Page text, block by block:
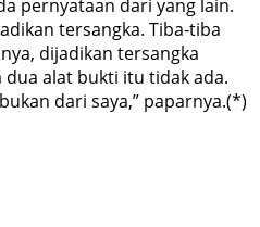
pernyataan dari yang lain.
tersangka. Tiba-tiba
dijadikan tersangka
alat bukti itu tidak ada.
dari saya,” paparnya.(*)